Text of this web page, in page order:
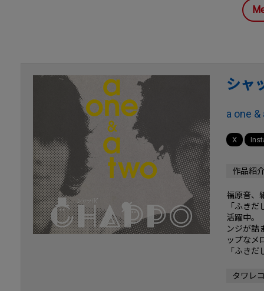
シャ
a one &
X
作品紹
福原音、
「ふき
活躍中。
ンジが詰
ップなメ
「ふき
タワレ